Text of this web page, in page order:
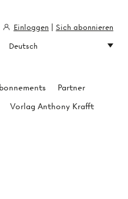
Partner
Vorlag Anthony Krafft
Einloggen
Sich abonnieren
Deutsch